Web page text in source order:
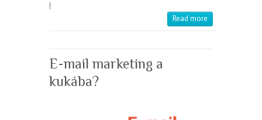
|
Read more
E-mail marketing a
kukába?